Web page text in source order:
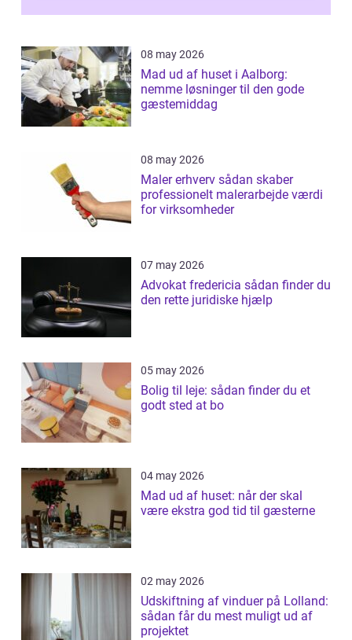
08 may 2026
Mad ud af huset i Aalborg:
nemme løsninger til den gode
gæstemiddag
08 may 2026
Maler erhverv sådan skaber
professionelt malerarbejde værdi
for virksomheder
07 may 2026
Advokat fredericia sådan finder du
den rette juridiske hjælp
05 may 2026
Bolig til leje: sådan finder du et
godt sted at bo
04 may 2026
Mad ud af huset: når der skal
være ekstra god tid til gæsterne
02 may 2026
Udskiftning af vinduer på Lolland:
sådan får du mest muligt ud af
projektet